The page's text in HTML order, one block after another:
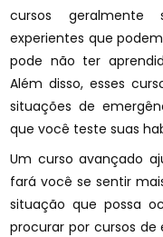
cursos geralmente
experientes que
pode não ter
Além disso, esses
situações de
que você teste suas
Um curso avançado
fará você se sentir
situação que possa
procurar por cursos